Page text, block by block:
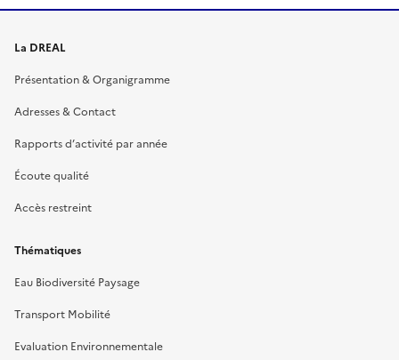
La DREAL
Présentation & Organigramme
Adresses & Contact
Rapports d’activité par année
Écoute qualité
Accès restreint
Thématiques
Eau Biodiversité Paysage
Transport Mobilité
Evaluation Environnementale